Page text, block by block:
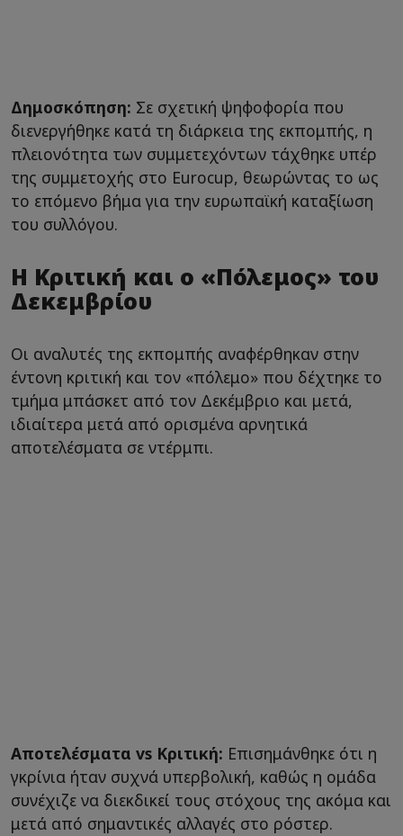
Δημοσκόπηση: Σε σχετική ψηφοφορία που
διενεργήθηκε κατά τη διάρκεια της εκπομπής, η
πλειονότητα των συμμετεχόντων τάχθηκε υπέρ
της συμμετοχής στο Eurocup, θεωρώντας το ως
το επόμενο βήμα για την ευρωπαϊκή καταξίωση
του συλλόγου.
Η Κριτική και ο «Πόλεμος» του
Δεκεμβρίου
Οι αναλυτές της εκπομπής αναφέρθηκαν στην
έντονη κριτική και τον «πόλεμο» που δέχτηκε το
τμήμα μπάσκετ από τον Δεκέμβριο και μετά,
ιδιαίτερα μετά από ορισμένα αρνητικά
αποτελέσματα σε ντέρμπι.
Αποτελέσματα vs Κριτική: Επισημάνθηκε ότι η
γκρίνια ήταν συχνά υπερβολική, καθώς η ομάδα
συνέχιζε να διεκδικεί τους στόχους της ακόμα και
μετά από σημαντικές αλλαγές στο ρόστερ.